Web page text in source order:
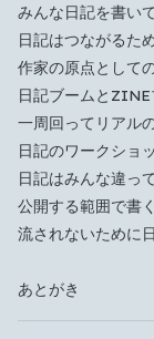
みんな日記を書い
日記はつながるた
作家の原点として
日記ブームとZINE
一周回ってリアル
日記のワークショ
日記はみんな違っ
公開する範囲で書
流されないために
あとがき